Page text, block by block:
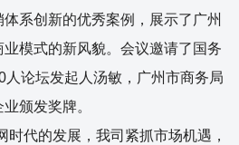
系创新的优秀案例，展示了广州
模式的新风貌。会议邀请了国务
人论坛发起人汤敏，广州市商务局
颁发奖牌。
时代的发展，我司紧抓市场机遇，